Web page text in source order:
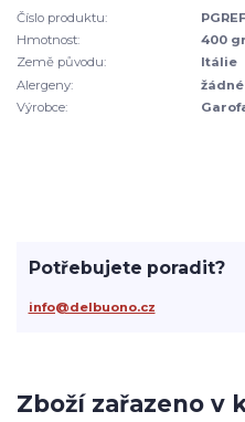
Číslo produktu:
Hmotnost:
400
Země původu:
Itálie
Alergeny:
žádné
Výrobce:
Zboží zařazeno v
Potřebujete poradit?
info@delbuono.cz